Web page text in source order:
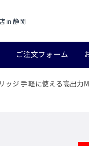
in 静岡
ご注文フォーム
ッジ 手軽に使える高出力